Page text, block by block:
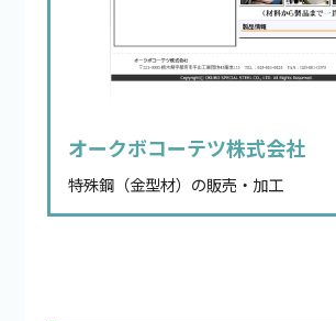
オークボコーテツ株式会社
特殊鋼（金型材）の販売・加工